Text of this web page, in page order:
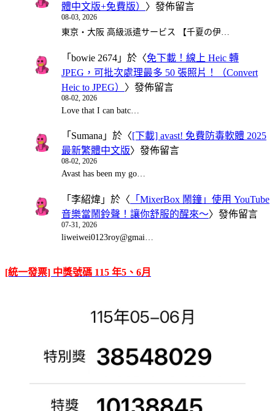
體中文版+免費版） 〉發佈留言
08-03, 2026
東京・大阪 高級派遣サービス 【千夏の伊…
「 bowie 2674 」於〈免下載！線上 Heic 轉
JPEG，可批次處理最多 50 張照片！（Convert
Heic to JPEG） 〉發佈留言
08-02, 2026
Love that I can batc…
「 Sumana 」於〈[下載] avast! 免費防毒軟體 2025
最新繁體中文版〉發佈留言
08-02, 2026
Avast has been my go…
「 李紹煒 」於〈 「MixerBox 鬧鐘」使用 YouTube
音樂當鬧鈴聲！讓你舒服的醒來～〉發佈留言
07-31, 2026
liweiwei0123roy@gmai…
[統一發票] 中獎號碼 115 年5、6月